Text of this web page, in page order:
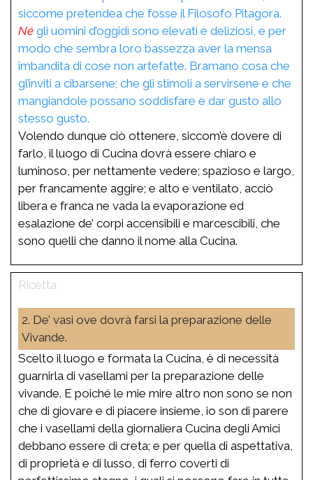
siccome pretendea che fosse il Filosofo Pitagora.
Né gli uomini d’oggidì sono elevati e deliziosi, e per
modo che sembra loro bassezza aver la mensa
imbandita di cose non artefatte. Bramano cosa che
gl’inviti a cibarsene; che gli stimoli a servirsene e che
mangiandole possano soddisfare e dar gusto allo
stesso gusto.
Volendo dunque ciò ottenere, siccom’è dovere di
farlo, il luogo di Cucina dovrà essere chiaro e
luminoso, per nettamente vedere; spazioso e largo,
per francamente aggire; e alto e ventilato, acciò
libera e franca ne vada la evaporazione ed
esalazione de’ corpi accensibili e marcescibili, che
sono quelli che danno il nome alla Cucina.
2. De’ vasi ove dovrà farsi la preparazione delle
Vivande.
Scelto il luogo e formata la Cucina, è di necessità
guarnirla di vasellami per la preparazione delle
vivande. E poiché le mie mire altro non sono se non
che di giovare e di piacere insieme, io son di parere
che i vasellami della giornaliera Cucina degli Amici
debbano essere di creta; e per quella di aspettativa,
di proprietà e di lusso, di ferro coverti di